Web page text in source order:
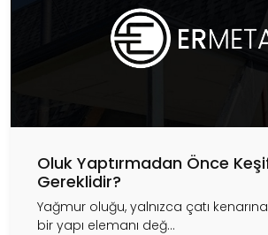
Oluk Yaptırmadan Önce
Gereklidir?
Yağmur oluğu, yalnızca çatı
bir yapı elemanı değ...